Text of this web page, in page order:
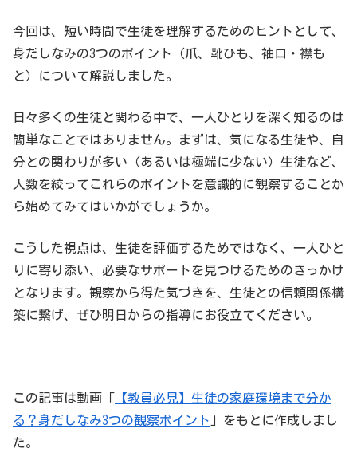
今回は、短い時間で生徒を理解するためのヒントとして、
身だしなみの3つのポイント（爪、靴ひも、袖口・襟も
と）について解説しました。
日々多くの生徒と関わる中で、一人ひとりを深く知るのは
簡単なことではありません。まずは、気になる生徒や、自
分との関わりが多い（あるいは極端に少ない）生徒など、
人数を絞ってこれらのポイントを意識的に観察することか
ら始めてみてはいかがでしょうか。
こうした視点は、生徒を評価するためではなく、一人ひと
りに寄り添い、必要なサポートを見つけるためのきっかけ
となります。観察から得た気づきを、生徒との信頼関係構
築に繋げ、ぜひ明日からの指導にお役立てください。
この記事は動画「 【教員必見】生徒の家庭環境まで分か
る？身だしなみ3つの観察ポイント 」をもとに作成しまし
た。